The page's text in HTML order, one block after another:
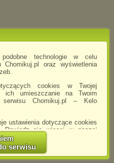
technologie w celu
oraz wyświetlenia
cookies w Twojej
ich umieszczanie na Twoim
serwisu Chomikuj.pl – Kelo
ustawienia dotyczące cookies
Dowiedz się więcej w naszej
PolitykaPrywatnosci.aspx
ustawień przeglądarki może
ze strony Chomikuj.pl.
serwisu